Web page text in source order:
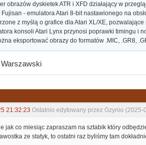
obrazów dyskietek ATR i XFD działający w
- emulatora Atari 8-bit nastawionego na
z myślą o grafice dla Atari XL/XE,
konsoli Atari Lynx przynosi poprawki timingu i
eksportować obrazy do formatów .MIC, .GR8,
21:32:23 Ostatnio edytowany przez Gzynio (2025-
jak co miesiąc zapraszam na sztabik który
ze statyk, to ostatni raz byliśmy tam